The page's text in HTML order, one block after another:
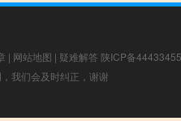
| 网站地图 | 疑难解答 陕ICP备
我们会及时纠正，谢谢